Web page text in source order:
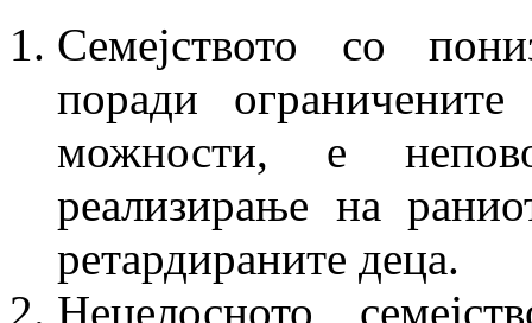
Семејството со
поради
можности, е
реализирање на
ретардираните деца.
Нецелосното